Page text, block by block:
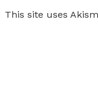
This site uses